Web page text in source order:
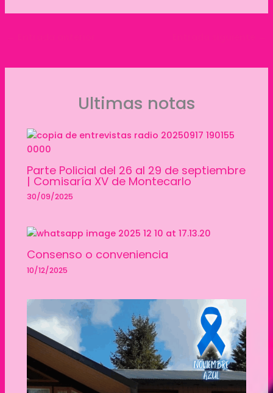
Ultimas notas
Parte Policial del 26 al 29 de septiembre
| Comisaría XV de Montecarlo
30/09/2025
Consenso o conveniencia
10/12/2025